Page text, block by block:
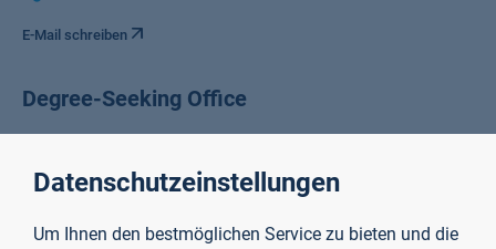
E-Mail schreiben
Degree-Seeking Office
Datenschutzeinstellungen
Um Ihnen den bestmöglichen Service zu bieten und die